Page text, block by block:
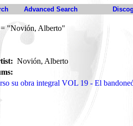
Advanced Search
= "Novión, Alberto"
Novión, Alberto
su obra integral VOL 19 - El